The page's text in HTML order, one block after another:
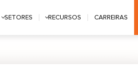
SETORES RECURSOS CARREIRAS